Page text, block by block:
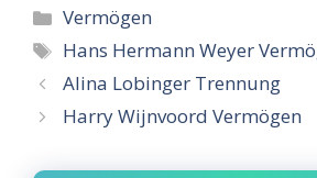
Categories
Vermögen
Tags
Hans Hermann Weyer
Alina Lobinger Trennung
Harry Wijnvoord Vermögen